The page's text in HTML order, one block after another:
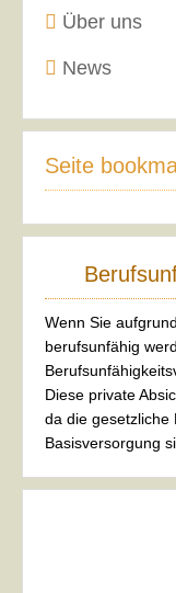
Über uns
News
Seite
Wenn Sie
berufsunfähig
Diese private
da die gesetzliche
Basisversorgung